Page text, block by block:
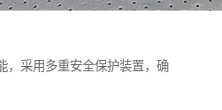
，采用多重安全保护装置，确